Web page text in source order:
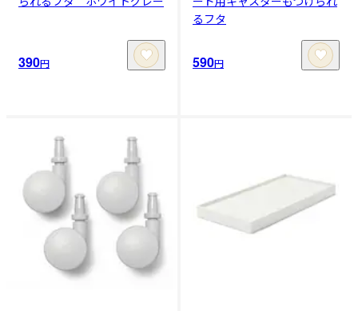
390円
るフタ
590円